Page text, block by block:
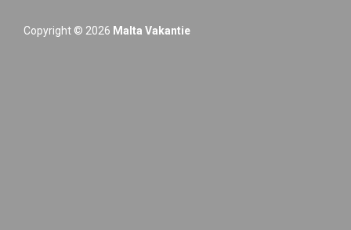
Copyright © 2026 Malta Vakantie